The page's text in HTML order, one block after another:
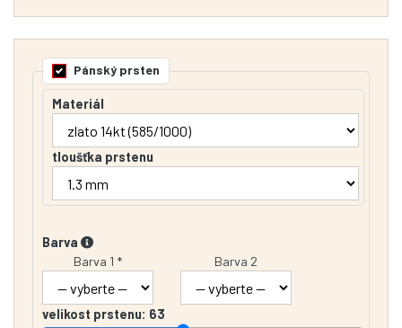
Pánský prsten
Materiál
tloušťka prstenu
Barva
Barva 1 *
Barva 2
velikost prstenu: 63